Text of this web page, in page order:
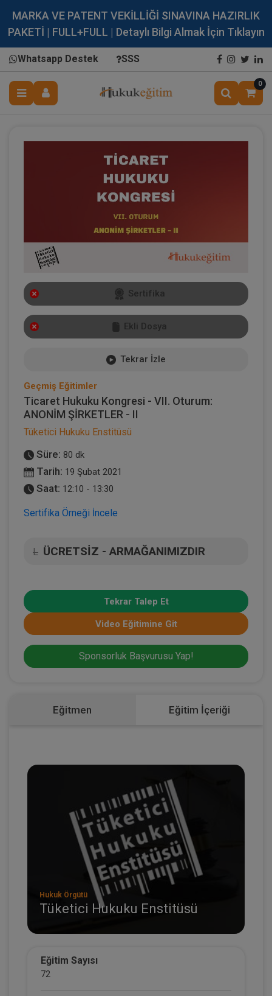
MARKA VE PATENT VEKİLLİĞİ SINAVINA HAZIRLIK
PAKETİ | FULL+FULL | Detaylı Bilgi Almak İçin Tıklayın
Whatsapp Destek SSS
0
Sertifika
Ekli Dosya
Tekrar İzle
Geçmiş Eğitimler
Ticaret Hukuku Kongresi - VII. Oturum:
ANONİM ŞİRKETLER - II
Tüketici Hukuku Enstitüsü
Süre: 80 dk
Tarih: 19 Şubat 2021
Saat: 12:10 - 13:30
Sertifika Örneği İncele
L ÜCRETSİZ - ARMAĞANIMIZDIR
Tekrar Talep Et
Video Eğitimine Git
Sponsorluk Başvurusu Yap!
Eğitmen Eğitim İçeriği
Hukuk Örgütü
Tüketici Hukuku Enstitüsü
Eğitim Sayısı
72